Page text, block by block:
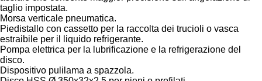
taglio impostata.
Morsa verticale pneumatica.
Piedistallo con cassetto per la raccolta dei trucioli o vasca
estraibile per il liquido refrigerante.
Pompa elettrica per la lubrificazione e la refrigerazione del
disco.
Dispositivo pulilama a spazzola.